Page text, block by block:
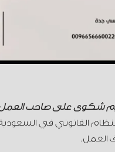
شكوى على صاحب
النظام القانوني في
العمل.